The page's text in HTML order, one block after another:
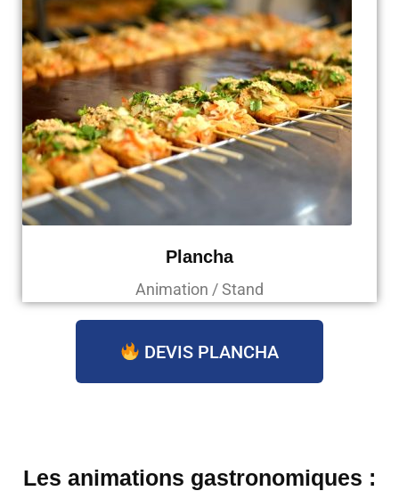
Plancha
Animation / Stand
DEVIS PLANCHA
Les animations gastronomiques :